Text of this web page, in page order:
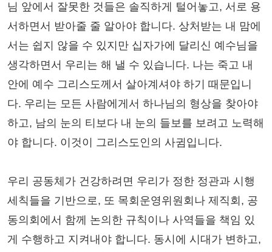
님 앞에서 잘못한 것들은 솔직하게 털어놓고, 서로 용
서하면서 받아줄 줄 알아야 합니다. 상처받는 내 맘에
서는 쉽지 않을 수 있지만 십자가에 달리신 예수님을
생각하면서 우리는 해 낼 수 있습니다. 나는 죽고 내
안에 예수 그리스도께서 살아계셔야 하기 때문입니
다. 우리는 모든 사람에게서 하나님의 형상을 찾아야
하고, 남의 눈의 티보다 내 눈의 들보를 보려고 노력해
야 합니다. 이것이 그리스도인의 사귐입니다.
우리 공동체가 건강하려면 우리가 정한 정관과 시행
세칙들을 기반으로, 또 목회운영위원회나 제직회, 공
동의회에서 함께 논의한 규칙이나 사역들을 책임 있
게 수행하고 지켜내야 합니다. 동시에 시대가 변하고,